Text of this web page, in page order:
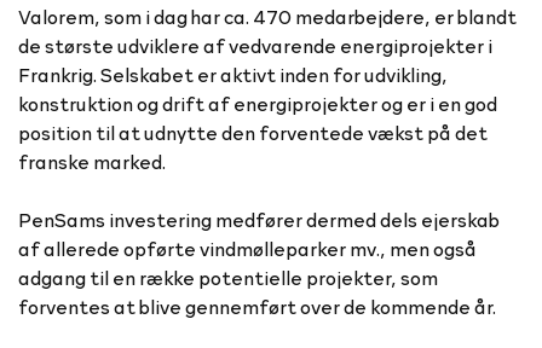
Valorem, som i dag har ca. 470 medarbejdere, er blandt
de største udviklere af vedvarende energiprojekter i
Frankrig. Selskabet er aktivt inden for udvikling,
konstruktion og drift af energiprojekter og er i en god
position til at udnytte den forventede vækst på det
franske marked.
PenSams investering medfører dermed dels ejerskab
af allerede opførte vindmølleparker mv., men også
adgang til en række potentielle projekter, som
forventes at blive gennemført over de kommende år.